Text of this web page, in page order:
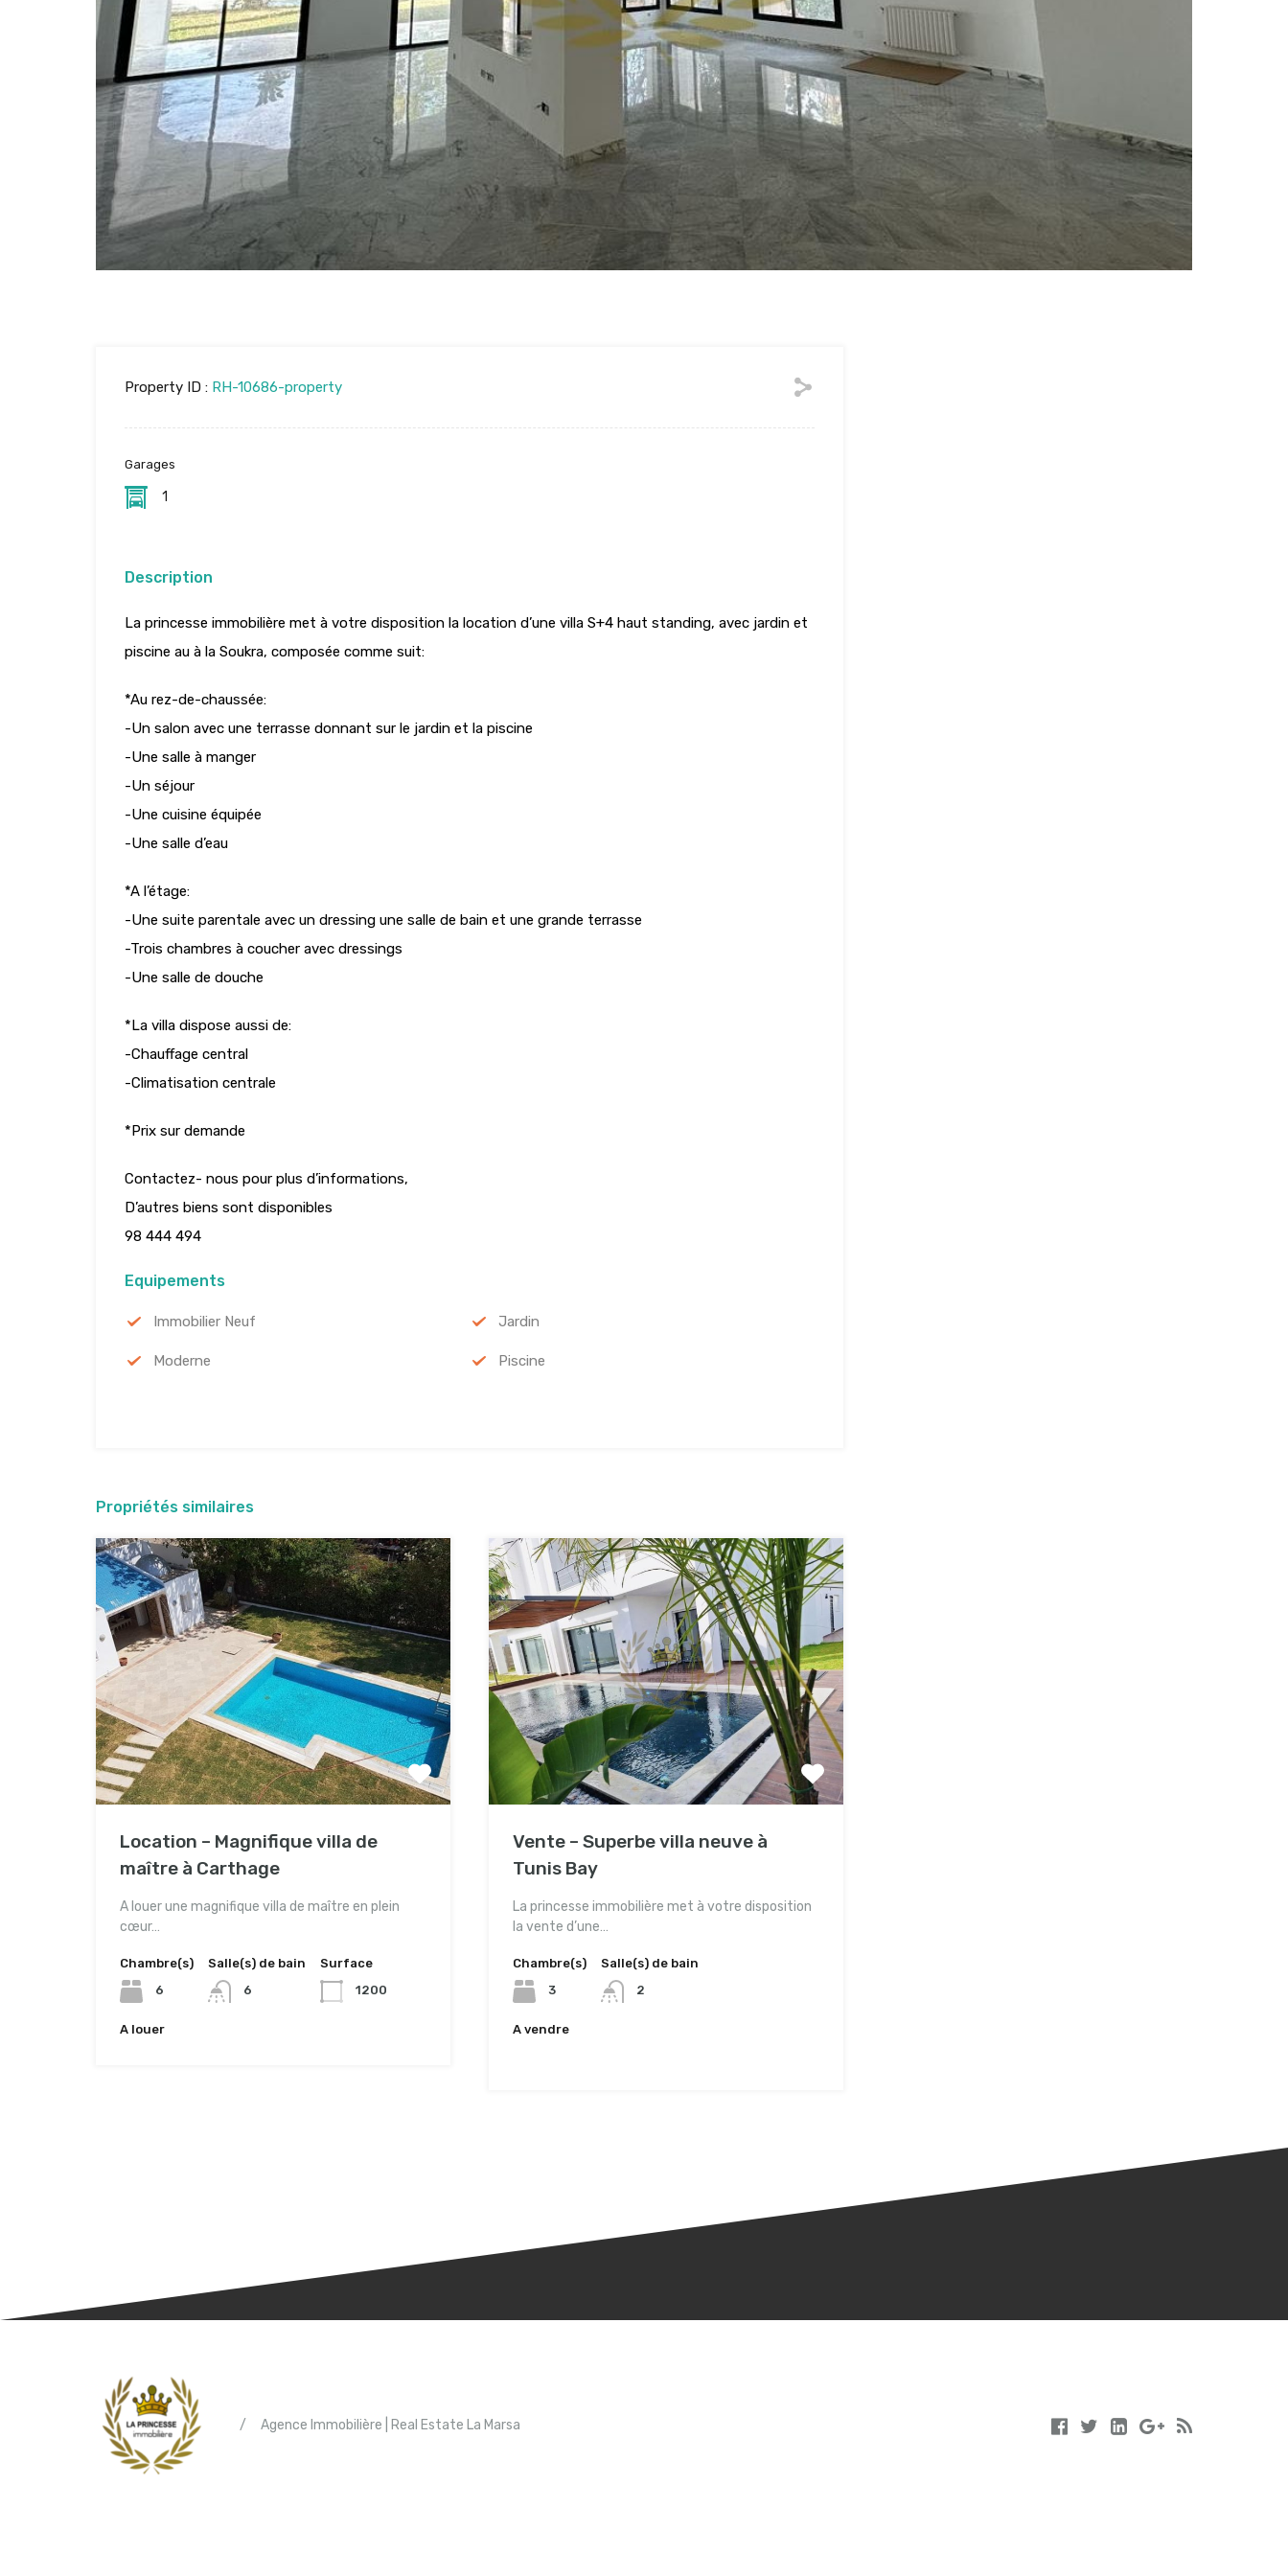
Property ID : RH-10686-property
Garages
1
Description
La princesse immobilière met à votre disposition la location d’une villa S+4 haut standing, avec jardin et
piscine au à la Soukra, composée comme suit:
*Au rez-de-chaussée:
-Un salon avec une terrasse donnant sur le jardin et la piscine
-Une salle à manger
-Un séjour
-Une cuisine équipée
-Une salle d’eau
*A l’étage:
-Une suite parentale avec un dressing une salle de bain et une grande terrasse
-Trois chambres à coucher avec dressings
-Une salle de douche
*La villa dispose aussi de:
-Chauffage central
-Climatisation centrale
*Prix sur demande
Contactez- nous pour plus d’informations,
D’autres biens sont disponibles
98 444 494
Equipements
Immobilier Neuf Jardin
Moderne Piscine
Propriétés similaires
Location – Magnifique villa de
maître à Carthage
A louer une magnifique villa de maître en plein
cœur…
Chambre(s)
6
Salle(s) de bain
6
Surface
1200
A louer
Vente – Superbe villa neuve à
Tunis Bay
La princesse immobilière met à votre disposition
la vente d’une…
Chambre(s)
3
Salle(s) de bain
2
A vendre
/ Agence Immobilière | Real Estate La Marsa